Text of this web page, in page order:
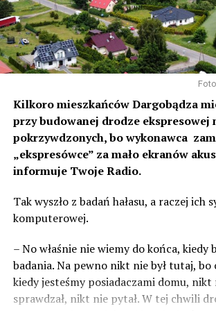
Kilkoro mieszkańców Dargobądza
przy budowanej drodze ekspresowej
pokrzywdzonych, bo wykonawca
„ekspresówce” za mało ekranów
informuje Twoje Radio.
Tak wyszło z badań hałasu, a raczej ich
komputerowej.
– No właśnie nie wiemy do końca, kiedy
badania. Na pewno nikt nie był tutaj, bo
kiedy jesteśmy posiadaczami domu, nikt
sprawdzał, nikt nie pytał. W tej chwili